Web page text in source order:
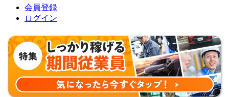
会員登録
ログイン